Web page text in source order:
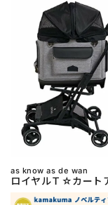
as know as de wan
ロイヤルＴ☆カート